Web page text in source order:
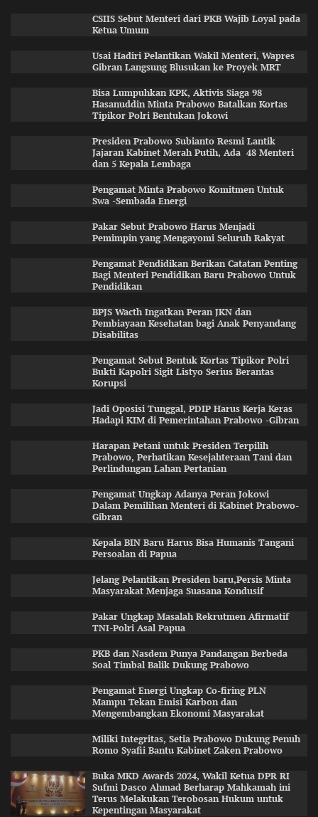
CSIIS Sebut Menteri dari PKB Wajib Loyal pada
Ketua Umum
Usai Hadiri Pelantikan Wakil Menteri, Wapres
Gibran Langsung Blusukan ke Proyek MRT
Bisa Lumpuhkan KPK, Aktivis Siaga 98
Hasanuddin Minta Prabowo Batalkan Kortas
Tipikor Polri Bentukan Jokowi
Presiden Prabowo Subianto Resmi Lantik
Jajaran Kabinet Merah Putih, Ada 48 Menteri
dan 5 Kepala Lembaga
Pengamat Minta Prabowo Komitmen Untuk
Swa -Sembada Energi
Pakar Sebut Prabowo Harus Menjadi
Pemimpin yang Mengayomi Seluruh Rakyat
Pengamat Pendidikan Berikan Catatan Penting
Bagi Menteri Pendidikan Baru Prabowo Untuk
Pendidikan
BPJS Wacth Ingatkan Peran JKN dan
Pembiayaan Kesehatan bagi Anak Penyandang
Disabilitas
Pengamat Sebut Bentuk Kortas Tipikor Polri
Bukti Kapolri Sigit Listyo Serius Berantas
Korupsi
Jadi Oposisi Tunggal, PDIP Harus Kerja Keras
Hadapi KIM di Pemerintahan Prabowo -Gibran
Harapan Petani untuk Presiden Terpilih
Prabowo, Perhatikan Kesejahteraan Tani dan
Perlindungan Lahan Pertanian
Pengamat Ungkap Adanya Peran Jokowi
Dalam Pemilihan Menteri di Kabinet Prabowo-
Gibran
Kepala BIN Baru Harus Bisa Humanis Tangani
Persoalan di Papua
Jelang Pelantikan Presiden baru,Persis Minta
Masyarakat Menjaga Suasana Kondusif
Pakar Ungkap Masalah Rekrutmen Afirmatif
TNI-Polri Asal Papua
PKB dan Nasdem Punya Pandangan Berbeda
Soal Timbal Balik Dukung Prabowo
Pengamat Energi Ungkap Co-firing PLN
Mampu Tekan Emisi Karbon dan
Mengembangkan Ekonomi Masyarakat
Miliki Integritas, Setia Prabowo Dukung Penuh
Romo Syafii Bantu Kabinet Zaken Prabowo
Buka MKD Awards 2024, Wakil Ketua DPR RI
Sufmi Dasco Ahmad Berharap Mahkamah ini
Terus Melakukan Terobosan Hukum untuk
Kepentingan Masyarakat